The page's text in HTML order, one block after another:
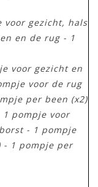
voor gezicht, hals
en de rug - 1
voor gezicht en
voor de rug
per been (x2)
1 pompje voor
- 1 pompje
- 1 pompje per